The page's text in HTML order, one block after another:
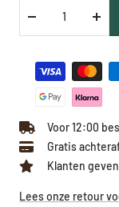
Verlaag
Voor 12:00
Gratis
Klanten
Lees onze retour